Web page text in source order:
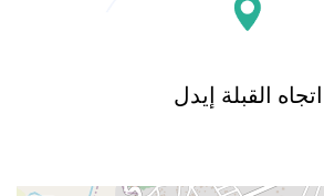
اتجاه القبلة إيدل